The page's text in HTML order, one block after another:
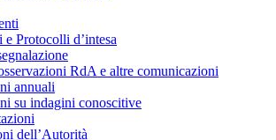
e Protocolli d’intesa
RdA e altre comunicazioni
annuali
su indagini conoscitive
dell’Autorità